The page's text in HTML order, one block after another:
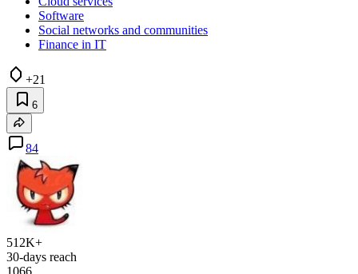
Software
Social networks and communities
Finance in IT
+21
6
84
512K+
30-days reach